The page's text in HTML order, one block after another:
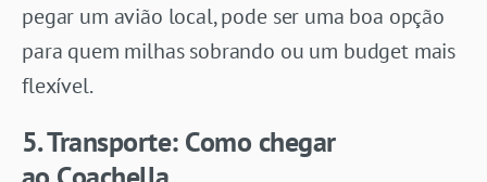
pegar um avião local, pode ser uma boa opção
para quem milhas sobrando ou um budget mais
flexível.
5. Transporte: Como chegar